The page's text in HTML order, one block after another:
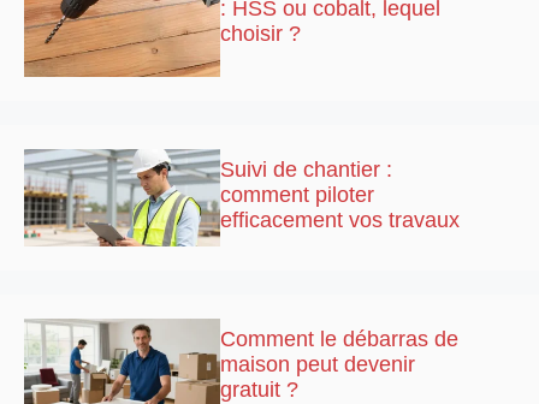
: HSS ou cobalt, lequel
choisir ?
Suivi de chantier :
comment piloter
efficacement vos travaux
Comment le débarras de
maison peut devenir
gratuit ?